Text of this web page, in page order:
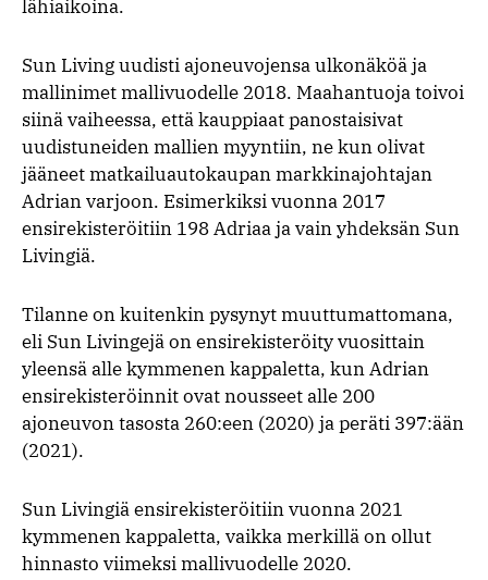
lähiaikoina.
Sun Living uudisti ajoneuvojensa ulkonäköä ja
mallinimet mallivuodelle 2018. Maahantuoja toivoi
siinä vaiheessa, että kauppiaat panostaisivat
uudistuneiden mallien myyntiin, ne kun olivat
jääneet matkailuautokaupan markkinajohtajan
Adrian varjoon. Esimerkiksi vuonna 2017
ensirekisteröitiin 198 Adriaa ja vain yhdeksän Sun
Livingiä.
Tilanne on kuitenkin pysynyt muuttumattomana,
eli Sun Livingejä on ensirekisteröity vuosittain
yleensä alle kymmenen kappaletta, kun Adrian
ensirekisteröinnit ovat nousseet alle 200
ajoneuvon tasosta 260:een (2020) ja peräti 397:ään
(2021).
Sun Livingiä ensirekisteröitiin vuonna 2021
kymmenen kappaletta, vaikka merkillä on ollut
hinnasto viimeksi mallivuodelle 2020.